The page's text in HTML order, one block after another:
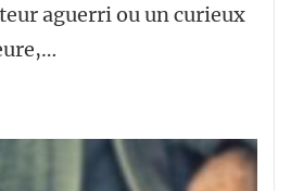
aguerri ou un curieux